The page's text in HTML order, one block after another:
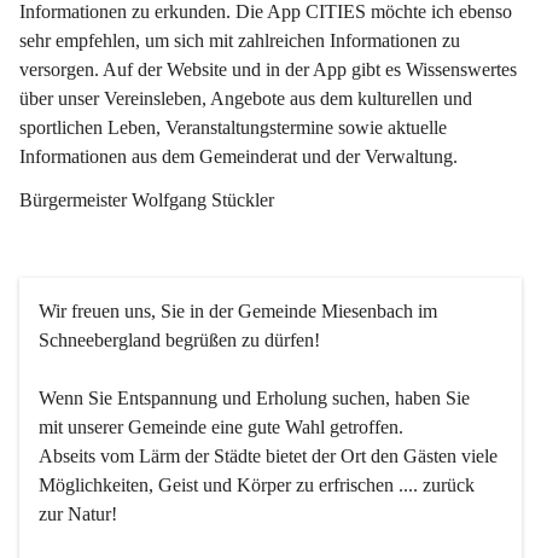
Informationen zu erkunden. Die App CITIES möchte ich ebenso
sehr empfehlen, um sich mit zahlreichen Informationen zu
versorgen. Auf der Website und in der App gibt es Wissenswertes
über unser Vereinsleben, Angebote aus dem kulturellen und
sportlichen Leben, Veranstaltungstermine sowie aktuelle
Informationen aus dem Gemeinderat und der Verwaltung.
Bürgermeister Wolfgang Stückler
Wir freuen uns, Sie in der Gemeinde Miesenbach im
Schneebergland begrüßen zu dürfen!
Wenn Sie Entspannung und Erholung suchen, haben Sie
mit unserer Gemeinde eine gute Wahl getroffen.
Abseits vom Lärm der Städte bietet der Ort den Gästen viele
Möglichkeiten, Geist und Körper zu erfrischen .... zurück
zur Natur!